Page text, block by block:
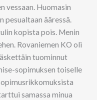
vessaan. Huomasin
pesualtaan ääressä.
kopista pois. Menin
Rovaniemen KO oli
tuominnut
sopimuksen toiselle
samassa minua